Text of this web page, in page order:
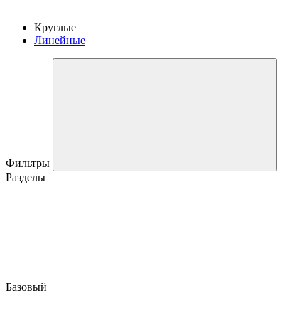
Круглые
Линейные
Фильтры
Разделы
Базовый